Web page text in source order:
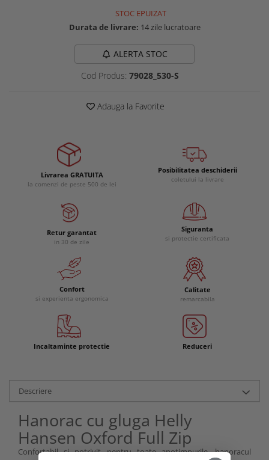
Echipamente specializate
Echipamente muncitori ferma
Echipamente veterinari
Echipamente mulgatori
Casti si antifoane protectie
STOC EPUIZAT
Durata de livrare: 14 zile lucratoare
ALERTA STOC
Cod Produs: 79028_530-S
Adauga la Favorite
Livrarea GRATUITA
la comenzi de peste 500 de lei
Posibilitatea deschiderii
coletului la livrare
Retur garantat
in 30 de zile
Siguranta
si protectie certificata
Confort
si experienta ergonomica
Calitate
remarcabila
Incaltaminte protectie Reduceri
Descriere
Hanorac cu gluga Helly
Hansen Oxford Full Zip
Confortabil si potrivit pentru toate anotimpurile, hanoracul